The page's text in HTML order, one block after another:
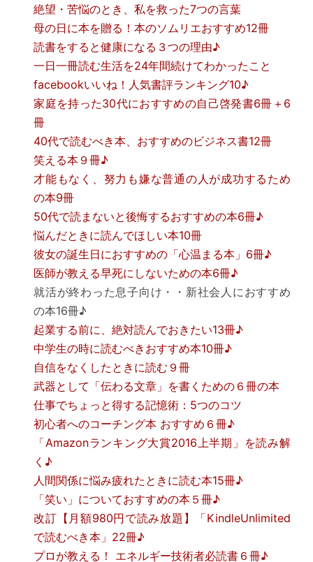
絶望・苦悩のとき、私を救った7つの言葉
母の日に本を贈る！本のソムリエおすすめ12冊
読書をすると健康になる３つの理由♪
一日一冊読む生活を24年間続けてわかったこと
facebookいいね！人気書評ランキング10♪
家庭を持った30代におすすめの自己啓発書6冊＋6
冊
40代で読むべき本、おすすめのビジネス書12冊
笑える本９冊♪
才能もなく、努力も嫌な普通の人が成功するため
の本9冊
50代で読まないと後悔するおすすめの本6冊♪
悩んだときに読んでほしい本10冊
彼女の誕生日におすすめの「心温まる本」6冊♪
医師が教える早死にしないための本6冊♪
就活が終わった息子向け・・新社会人におすすめ
の本16冊♪
起業する前に、絶対読んでおきたい13冊♪
中学生の時に読むべきおすすめ本10冊♪
自信をなくしたときに読む９冊
武器として「伝わる文章」を書くための６冊の本
仕事でちょっと得する記憶術：5つのコツ
初心者へのコーチング本 おすすめ６冊♪
「Amazonランキング大賞2016上半期」を読み解
く♪
人間関係に悩み疲れたときに読む本15冊♪
「笑い」についておすすめの本５冊♪
改訂【月額980円で読み放題】「KindleUnlimited
で読むべき本」22冊♪
プロが教える！ エネルギー技術者必読書６冊♪